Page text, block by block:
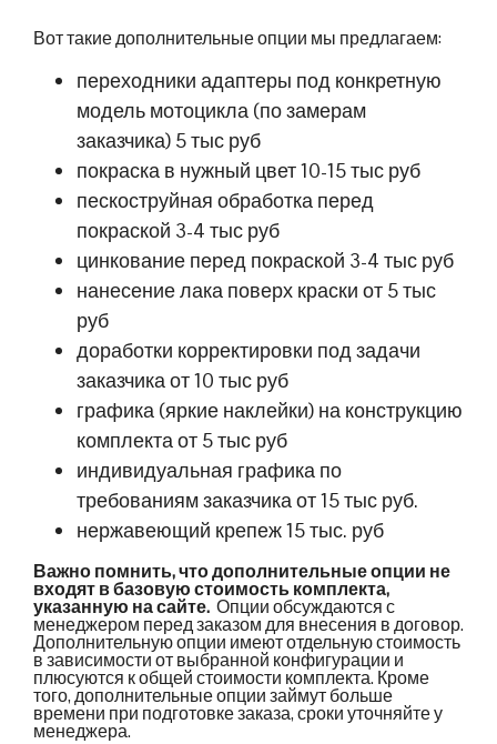
Вот такие дополнительные опции мы предлагаем:
переходники адаптеры под конкретную
модель мотоцикла (по замерам
заказчика) 5 тыс руб
покраска в нужный цвет 10-15 тыс руб
пескоструйная обработка перед
покраской 3-4 тыс руб
цинкование перед покраской 3-4 тыс руб
нанесение лака поверх краски от 5 тыс
руб
доработки корректировки под задачи
заказчика от 10 тыс руб
графика (яркие наклейки) на конструкцию
комплекта от 5 тыс руб
индивидуальная графика по
требованиям заказчика от 15 тыс руб.
нержавеющий крепеж 15 тыс. руб
Важно помнить, что дополнительные опции не
входят в базовую стоимость комплекта,
указанную на сайте. Опции обсуждаются с
менеджером перед заказом для внесения в договор.
Дополнительную опции имеют отдельную стоимость
в зависимости от выбранной конфигурации и
плюсуются к общей стоимости комплекта. Кроме
того, дополнительные опции займут больше
времени при подготовке заказа, сроки уточняйте у
менеджера.